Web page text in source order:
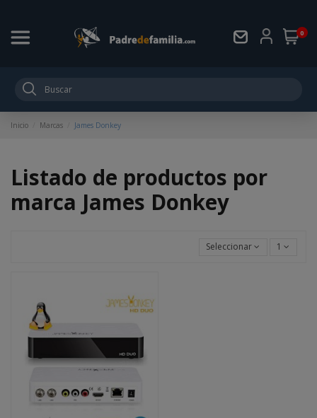
0
Inicio Marcas James Donkey
Listado de productos por
marca James Donkey
Seleccionar 1